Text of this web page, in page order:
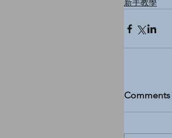
新手教學
Comments